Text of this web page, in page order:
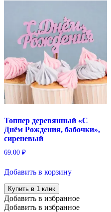
Топпер деревянный «С
Днём Рождения, бабочки»,
сиреневый
69.00 ₽
Добавить в корзину
Купить в 1 клик
Добавить в избранное
Добавить в избранное